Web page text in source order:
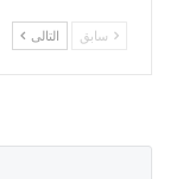
سابق التالى